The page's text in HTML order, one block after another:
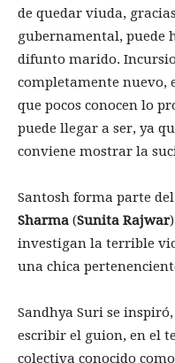
de quedar viuda,
gubernamental, puede
difunto marido.
completamente nuevo,
que pocos conocen lo
puede llegar a ser, ya
conviene mostrar la
Santosh forma parte
Sharma (Sunita Rajwar
investigan la terrible
una chica
Sandhya Suri se
escribir el guion, en el
colectiva conocido